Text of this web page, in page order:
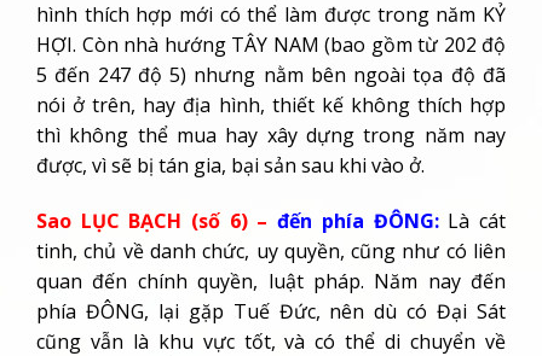
hình thích hợp mới có thể làm được trong năm KỶ
HỢI. Còn nhà hướng TÂY NAM (bao gồm từ 202 độ
5 đến 247 độ 5) nhưng nằm bên ngoài tọa độ đã
nói ở trên, hay địa hình, thiết kế không thích hợp
thì không thể mua hay xây dựng trong năm nay
được, vì sẽ bị tán gia, bại sản sau khi vào ở.
Sao LỤC BẠCH (số 6) – đến phía ĐÔNG:Là cát
tinh, chủ về danh chức, uy quyền, cũng như có liên
quan đến chính quyền, luật pháp. Năm nay đến
phía ĐÔNG, lại gặp Tuế Đức, nên dù có Đại Sát
cũng vẫn là khu vực tốt, và có thể di chuyển về